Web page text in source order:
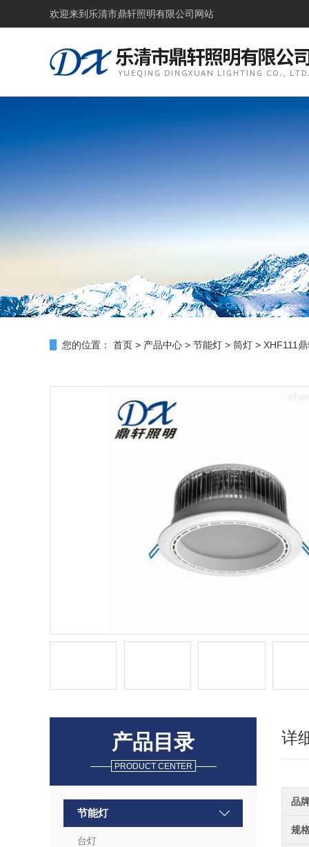
欢迎来到 乐清市鼎轩照明有限公司网站
您的位置： 首页 > 产品中心 > 节能灯 > 筒灯 > XHF111
产品目录
PRODUCT CENTER
节能灯
台灯
详
品
规